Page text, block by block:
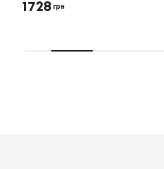
1728 грн